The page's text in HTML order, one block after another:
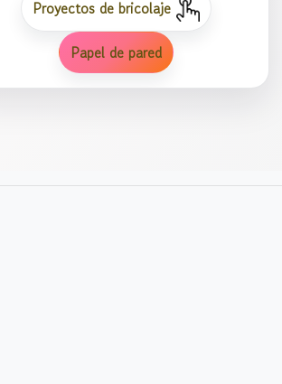
Proyectos de bricolaje
Papel de pared